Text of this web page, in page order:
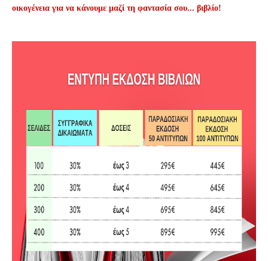
οικογένεια για να κάνουμε μαζί τη φαντασία σου... βιβλίο!